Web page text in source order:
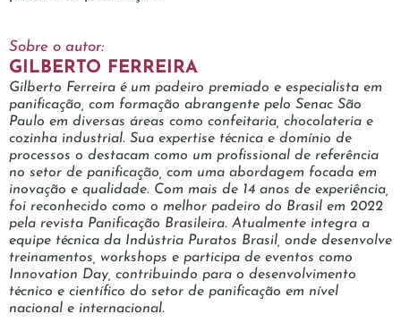
Sobre o autor:
GILBERTO FERREIRA
Gilberto Ferreira é um padeiro premiado e especialista em
panificação, com formação abrangente pelo Senac São
Paulo em diversas áreas como confeitaria, chocolateria e
cozinha industrial. Sua expertise técnica e domínio de
processos o destacam como um profissional de referência
no setor de panificação, com uma abordagem focada em
inovação e qualidade. Com mais de 14 anos de experiência,
foi reconhecido como o melhor padeiro do Brasil em 2022
pela revista Panificação Brasileira. Atualmente integra a
equipe técnica da Indústria Puratos Brasil, onde desenvolve
treinamentos, workshops e participa de eventos como
Innovation Day, contribuindo para o desenvolvimento
técnico e científico do setor de panificação em nível
nacional e internacional.